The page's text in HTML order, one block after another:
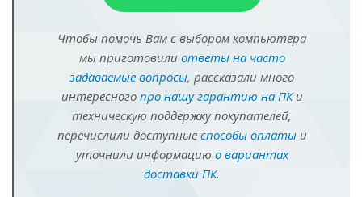
Чтобы помочь Вам с выбором компьютера
мы приготовили ответы на часто
задаваемые вопросы, рассказали много
интересного про нашу гарантию на ПКи
техническую поддержку покупателей,
перечислили доступные способы оплатыи
уточнили информацию о вариантах
доставки ПК.